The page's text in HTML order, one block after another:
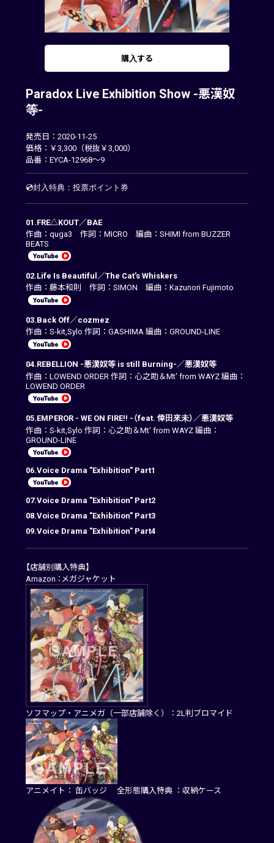
購入する
Paradox Live Exhibition Show -悪漢奴
等-
発売日：2020-11-25
価格：￥3,300（税抜￥3,000）
品番：EYCA-12968～9
💿封入特典：投票ポイント券
01.FRE△KOUT／BAE
作曲：quga3 作詞：MICRO 編曲：SHIMI from BUZZER
BEATS
02.Life Is Beautiful／The Cat's Whiskers
作曲：藤本和則 作詞：SIMON 編曲：Kazunori Fujimoto
03.Back Off／cozmez
作曲：S-kit,Sylo 作詞：GASHIMA 編曲：GROUND-LINE
04.REBELLION -悪漢奴等 is still Burning-／悪漢奴等
作曲：LOWEND ORDER 作詞：心之助＆Mt' from WAYZ 編曲：
LOWEND ORDER
05.EMPEROR - WE ON FIRE!! -（feat. 倖田來未）／悪漢奴等
作曲：S-kit,Sylo 作詞：心之助＆Mt' from WAYZ 編曲：
GROUND-LINE
06.Voice Drama "Exhibition" Part1
07.Voice Drama "Exhibition" Part2
08.Voice Drama "Exhibition" Part3
09.Voice Drama "Exhibition" Part4
【店舗別購入特典】
Amazon ：メガジャケット
ソフマップ・アニメガ（一部店舗除く）：2L判ブロマイド
アニメイト： 缶バッジ 全形態購入特典 ：収納ケース